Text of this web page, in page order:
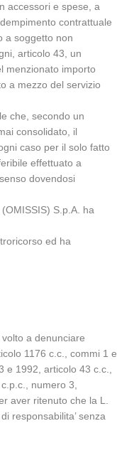
accessori e spese, a
contrattuale
a soggetto non
articolo 43, un
menzionato importo
a mezzo del servizio
che, secondo un
consolidato, il
caso per il solo fatto
effettuato a
dovendosi
S.p.A. ha
ed ha
a denunciare
1176 c.c., commi 1 e
1992, articolo 43 c.c.,
numero 3,
aver ritenuto che la L.
responsabilita’ senza